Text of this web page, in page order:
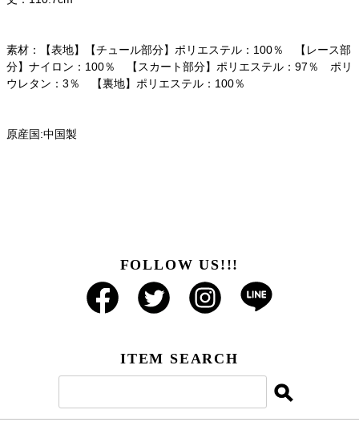
素材：【表地】【チュール部分】ポリエステル：100％ 【レース部
分】ナイロン：100％ 【スカート部分】ポリエステル：97％ ポリ
ウレタン：3％ 【裏地】ポリエステル：100％
原産国:中国製
FOLLOW US!!!
ITEM SEARCH